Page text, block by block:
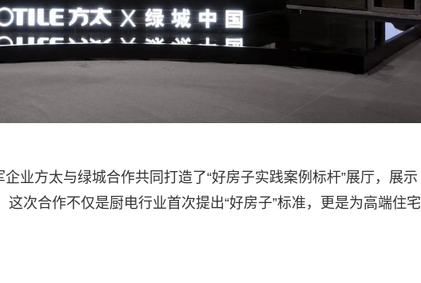
业方太与绿城合作共同打造了“好房子实践案例标杆”展厅，展示
这次合作不仅是厨电行业首次提出“好房子”标准，更是为高端住宅